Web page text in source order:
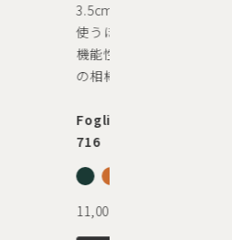
3.5cmとスリム。本革な
使うほど馴染む質感も魅
機能性と美しさを備えた
の相棒にぴったりの逸品
Foglia ホック式キーカバ
716
11,000円(税込)